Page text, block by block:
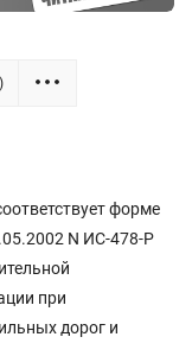
форме
N ИС-478-Р
при
дорог и